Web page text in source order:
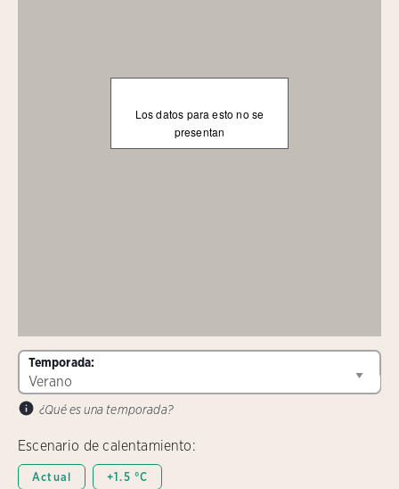
Los datos para esto no se
presentan
Temporada:
¿Qué es una temporada?
Escenario de calentamiento:
Actual +1.5 °C